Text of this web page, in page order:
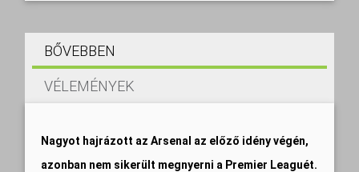
BŐVEBBEN
VÉLEMÉNYEK
Nagyot hajrázott az Arsenal az előző idény végén,
azonban nem sikerült megnyerni a Premier Leaguét.